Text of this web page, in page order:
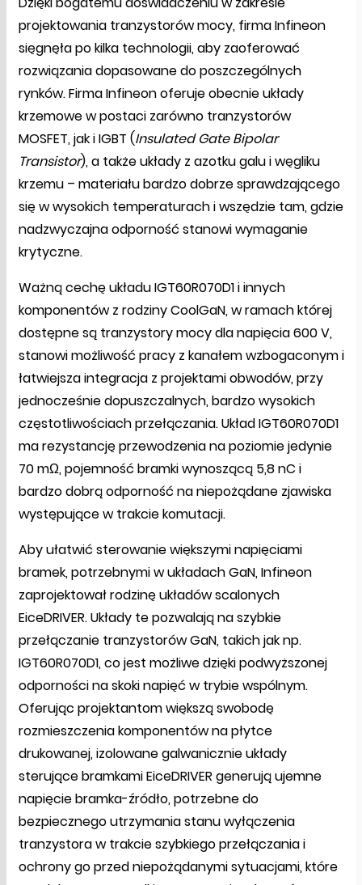
projektowania tranzystorów mocy, firma Infineon
sięgnęła po kilka technologii, aby zaoferować
rozwiązania dopasowane do poszczególnych
rynków. Firma Infineon oferuje obecnie układy
krzemowe w postaci zarówno tranzystorów
MOSFET, jak i IGBT (Insulated Gate Bipolar
Transistor), a także układy z azotku galu i węgliku
krzemu – materiału bardzo dobrze sprawdzającego
się w wysokich temperaturach i wszędzie tam, gdzie
nadzwyczajna odporność stanowi wymaganie
krytyczne.
Ważną cechę układu IGT60R070D1 i innych
komponentów z rodziny CoolGaN, w ramach której
dostępne są tranzystory mocy dla napięcia 600 V,
stanowi możliwość pracy z kanałem wzbogaconym i
łatwiejsza integracja z projektami obwodów, przy
jednocześnie dopuszczalnych, bardzo wysokich
częstotliwościach przełączania. Układ IGT60R070D1
ma rezystancję przewodzenia na poziomie jedynie
70 mΩ, pojemność bramki wynoszącą 5,8 nC i
bardzo dobrą odporność na niepożądane zjawiska
występujące w trakcie komutacji.
Aby ułatwić sterowanie większymi napięciami
bramek, potrzebnymi w układach GaN, Infineon
zaprojektował rodzinę układów scalonych
EiceDRIVER. Układy te pozwalają na szybkie
przełączanie tranzystorów GaN, takich jak np.
IGT60R070D1, co jest możliwe dzięki podwyższonej
odporności na skoki napięć w trybie wspólnym.
Oferując projektantom większą swobodę
rozmieszczenia komponentów na płytce
drukowanej, izolowane galwanicznie układy
sterujące bramkami EiceDRIVER generują ujemne
napięcie bramka-źródło, potrzebne do
bezpiecznego utrzymania stanu wyłączenia
tranzystora w trakcie szybkiego przełączania i
ochrony go przed niepożądanymi sytuacjami, które